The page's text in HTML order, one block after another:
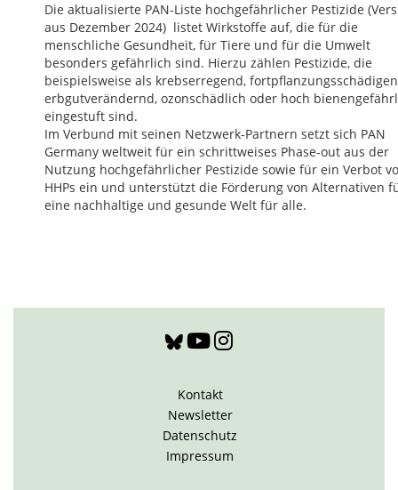
Die aktualisierte PAN-Liste hochgefährlicher Pestizide
aus Dezember 2024) listet Wirkstoffe auf, die für die
menschliche Gesundheit, für Tiere und für die Umwelt
besonders gefährlich sind. Hierzu zählen Pestizide, die
beispielsweise als krebserregend,
erbgutverändernd, ozonschädlich oder hoch
eingestuft sind.
Im Verbund mit seinen Netzwerk-Partnern setzt sich PAN
Germany weltweit für ein schrittweises Phase-out aus der
Nutzung hochgefährlicher Pestizide sowie für ein Verbot
HHPs ein und unterstützt die Förderung von Alternativen
eine nachhaltige und gesunde Welt für alle.
Kontakt
Newsletter
Datenschutz
Impressum